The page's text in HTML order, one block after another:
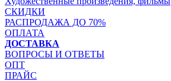
СКИДКИ
РАСПРОДАЖА ДО 70%
ОПЛАТА
ДОСТАВКА
ВОПРОСЫ И ОТВЕТЫ
ОПТ
ПРАЙС